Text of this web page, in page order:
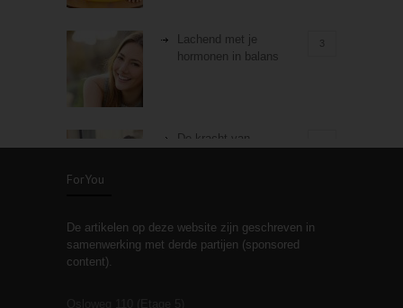
Lachend met je
hormonen in balans
3
De kracht van
Stiefouderschap en
relaties
ForYou
De artikelen op deze website zijn geschreven in
samenwerking met derde partijen (sponsored
content).